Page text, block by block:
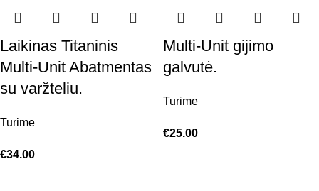
Laikinas Titaninis
Multi-Unit Abatmentas
su varžteliu.
Turime
€34.00
Multi-Unit gijimo
galvutė.
Turime
€25.00